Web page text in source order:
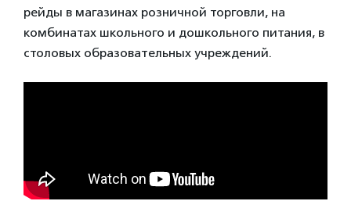
рейды в магазинах розничной торговли, на
комбинатах школьного и дошкольного питания, в
столовых образовательных учреждений.